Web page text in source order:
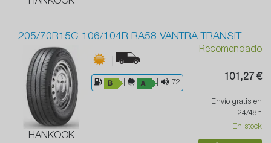
HANKOOK
205/70R15C 106/104R RA58 VANTRA TRANSIT
HANKOOK
|
72
Recomendado
101,27 €
Envío gratis en
24/48h
En stock